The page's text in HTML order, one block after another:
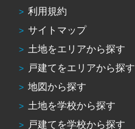
利用規約
サイトマップ
土地をエリアから探す
戸建てをエリアから探す
地図から探す
土地を学校から探す
戸建てを学校から探す